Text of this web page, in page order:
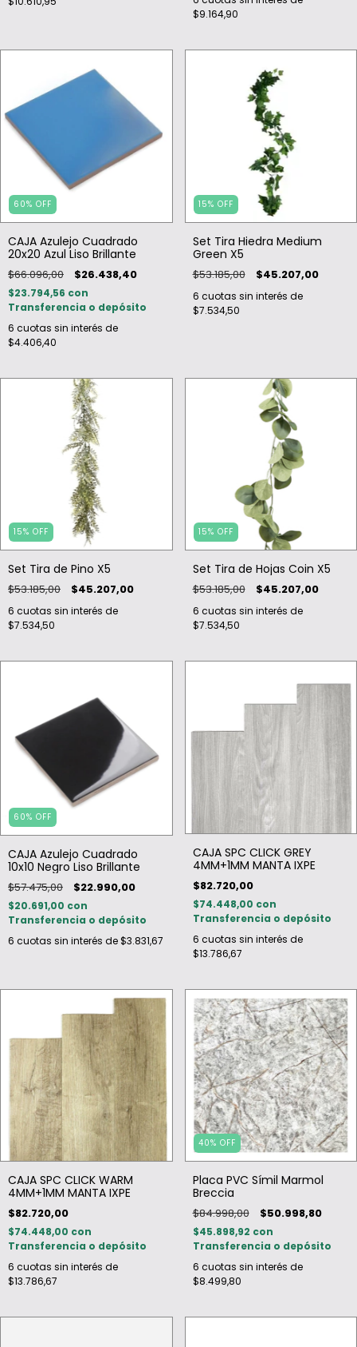
$9.164,90
60% OFF
CAJA Azulejo Cuadrado
20x20 Azul Liso Brillante
$66.096,00 $26.438,40
$23.794,56 con
Transferencia o depósito
6 cuotas sin interés de
$4.406,40
15% OFF
Set Tira Hiedra Medium
Green X5
$53.185,00 $45.207,00
6 cuotas sin interés de
$7.534,50
15% OFF
Set Tira de Pino X5
$53.185,00 $45.207,00
6 cuotas sin interés de
$7.534,50
15% OFF
Set Tira de Hojas Coin X5
$53.185,00 $45.207,00
6 cuotas sin interés de
$7.534,50
60% OFF
CAJA Azulejo Cuadrado
10x10 Negro Liso Brillante
$57.475,00 $22.990,00
$20.691,00 con
Transferencia o depósito
6 cuotas sin interés de$3.831,67
CAJA SPC CLICK GREY
4MM+1MM MANTA IXPE
$82.720,00
$74.448,00 con
Transferencia o depósito
6 cuotas sin interés de
$13.786,67
CAJA SPC CLICK WARM
4MM+1MM MANTA IXPE
$82.720,00
$74.448,00 con
Transferencia o depósito
6 cuotas sin interés de
$13.786,67
40% OFF
Placa PVC Símil Marmol
Breccia
$84.998,00 $50.998,80
$45.898,92 con
Transferencia o depósito
6 cuotas sin interés de
$8.499,80